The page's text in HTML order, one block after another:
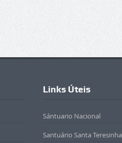
Links Úteis
Sántuario Nacional
Santuário Santa Teresinha